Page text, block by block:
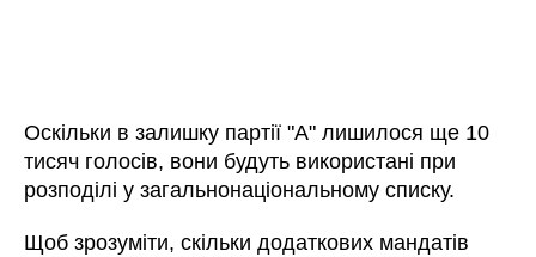
Оскільки в залишку партії "А" лишилося ще 10
тисяч голосів, вони будуть використані при
розподілі у загальнонаціональному списку.
Щоб зрозуміти, скільки додаткових мандатів